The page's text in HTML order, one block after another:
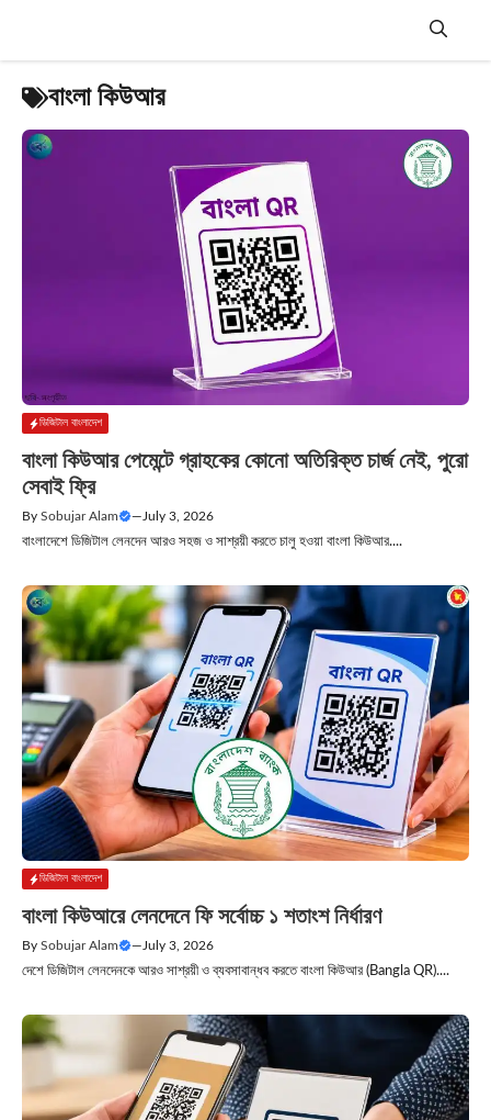
Menu
বাংলা কিউআর
ডিজিটাল বাংলাদেশ
বাংলা কিউআর পেমেন্টে গ্রাহকের কোনো অতিরিক্ত চার্জ নেই, পুরো
সেবাই ফ্রি
By Sobujar Alam — July 3, 2026
বাংলাদেশে ডিজিটাল লেনদেন আরও সহজ ও সাশ্রয়ী করতে চালু হওয়া বাংলা কিউআর....
ডিজিটাল বাংলাদেশ
বাংলা কিউআরে লেনদেনে ফি সর্বোচ্চ ১ শতাংশ নির্ধারণ
By Sobujar Alam — July 3, 2026
দেশে ডিজিটাল লেনদেনকে আরও সাশ্রয়ী ও ব্যবসাবান্ধব করতে বাংলা কিউআর (Bangla QR)....